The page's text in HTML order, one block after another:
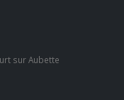
sur Aubette